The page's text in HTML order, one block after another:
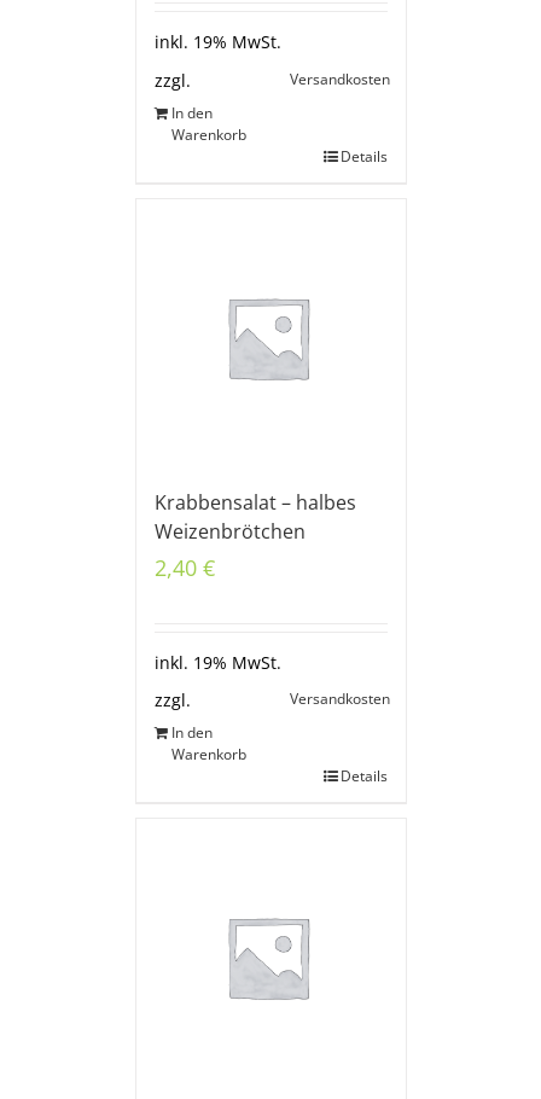
inkl. 19% MwSt.
zzgl.
Versandkosten
In den
Warenkorb
Details
Krabbensalat – halbes
Weizenbrötchen
2,40 €
inkl. 19% MwSt.
zzgl.
Versandkosten
In den
Warenkorb
Details